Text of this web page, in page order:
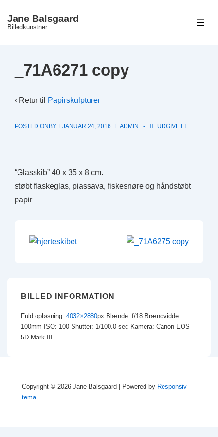
Hop
hovedindhold
Jane Balsgaard
Billedkunstner
_71A6271 copy
‹ Retur til Papirskulpturer
POSTED ONBY JANUAR 24, 2016 ADMIN UDGIVET I
“Glasskib” 40 x 35 x 8 cm.
støbt flaskeglas, piassava, fiskesnøre og håndstøbt
papir
BILLED INFORMATION
Fuld opløsning: 4032×2880px Blænde: f/18 Brændvidde:
100mm ISO: 100 Shutter: 1/100.0 sec Kamera: Canon EOS
5D Mark III
Copyright © 2026 Jane Balsgaard | Powered by Responsiv
tema